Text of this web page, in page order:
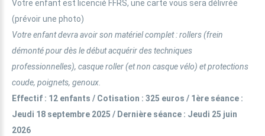
Votre enfant est licencié FFRS, une carte vous sera délivrée
(prévoir une photo)
Votre enfant devra avoir son matériel complet : rollers (frein
démonté pour dès le début acquérir des techniques
professionnelles), casque roller (et non casque vélo) et protections
coude, poignets, genoux.
Effectif : 12 enfants / Cotisation : 325 euros / 1ère séance :
Jeudi 18 septembre 2025 / Dernière séance : Jeudi 25 juin
2026